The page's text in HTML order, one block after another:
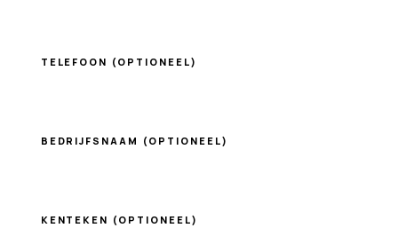
TELEFOON (OPTIONEEL)
BEDRIJFSNAAM (OPTIONEEL)
KENTEKEN (OPTIONEEL)